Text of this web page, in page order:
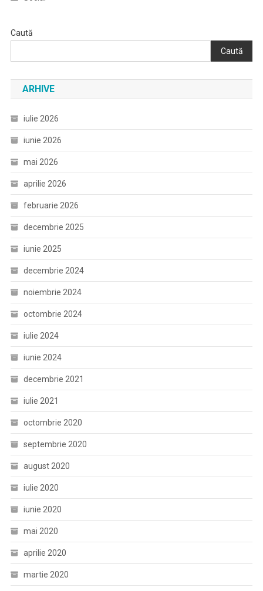
Caută
Caută
ARHIVE
iulie 2026
iunie 2026
mai 2026
aprilie 2026
februarie 2026
decembrie 2025
iunie 2025
decembrie 2024
noiembrie 2024
octombrie 2024
iulie 2024
iunie 2024
decembrie 2021
iulie 2021
octombrie 2020
septembrie 2020
august 2020
iulie 2020
iunie 2020
mai 2020
aprilie 2020
martie 2020